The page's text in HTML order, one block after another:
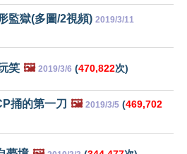
監獄(多圖/2視頻) 2019/3/11
笑 🖼️ 2019/3/6 (470,822次)
捅的第一刀 🖼️ 2019/3/5 (469,702